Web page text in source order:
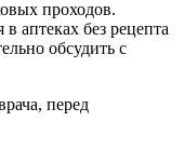
проходов.
аптеках без рецепта
обсудить с